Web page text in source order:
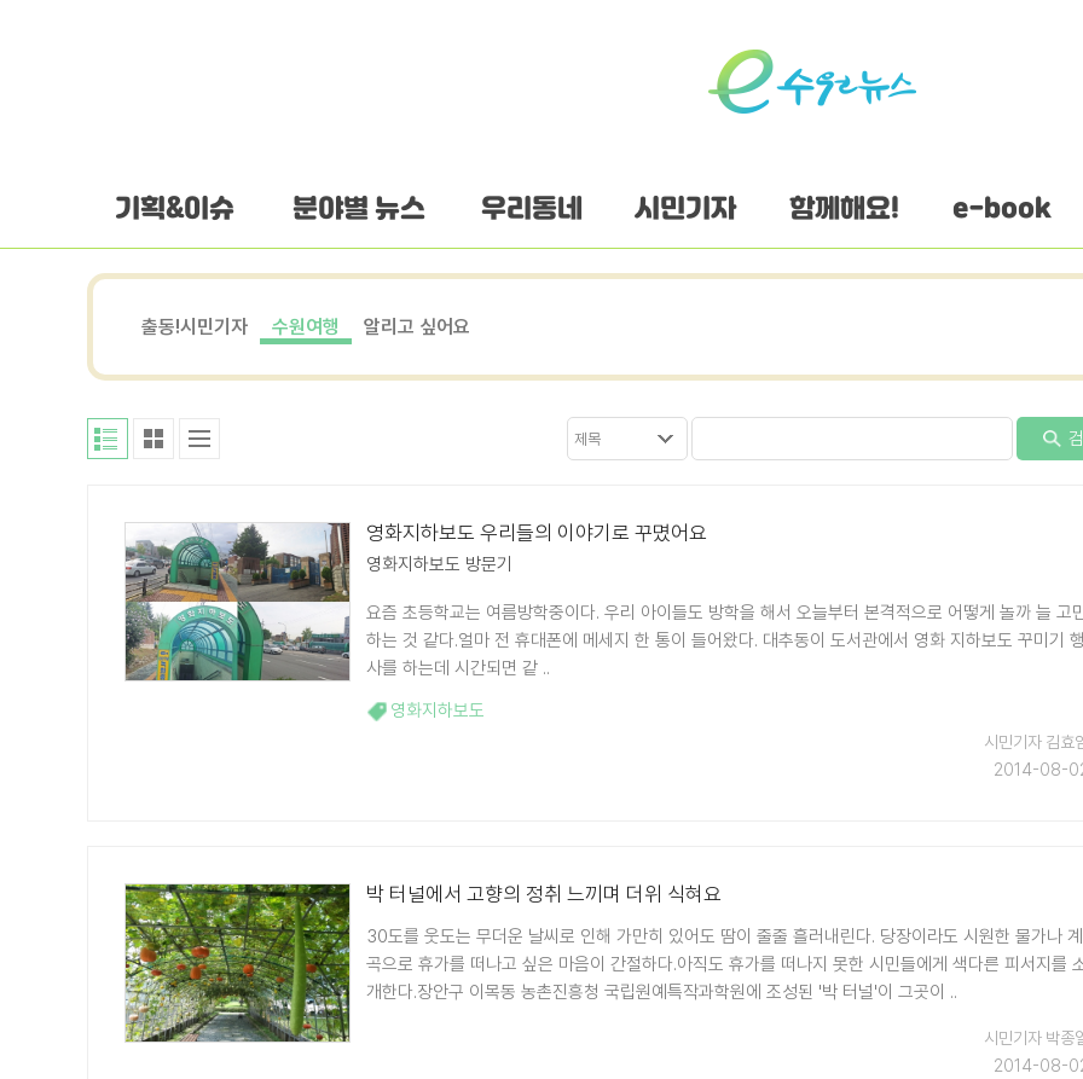
기획&이슈 분야별 뉴스 우리동네 시민기자 함께해요! e-book
출동!시민기자 수원여행 알리고 싶어요
영화지하보도 우리들의 이야기로 꾸몄어요
영화지하보도 방문기
요즘 초등학교는 여름방학중이다. 우리 아이들도 방학을 해서 오늘부터 본격적으로 어떻게 놀까 늘 고
하는 것 같다.얼마 전 휴대폰에 메세지 한 통이 들어왔다. 대추동이 도서관에서 영화 지하보도 꾸미기 행
사를 하는데 시간되면 같 ..
영화지하보도
시민기자 김효
2014-08-
박 터널에서 고향의 정취 느끼며 더위 식혀요
30도를 웃도는 무더운 날씨로 인해 가만히 있어도 땀이 줄줄 흘러내린다. 당장이라도 시원한 물가나 계
곡으로 휴가를 떠나고 싶은 마음이 간절하다.아직도 휴가를 떠나지 못한 시민들에게 색다른 피서지를
개한다.장안구 이목동 농촌진흥청 국립원예특작과학원에 조성된 '박 터널'이 그곳이 ..
시민기자 박종
2014-08-